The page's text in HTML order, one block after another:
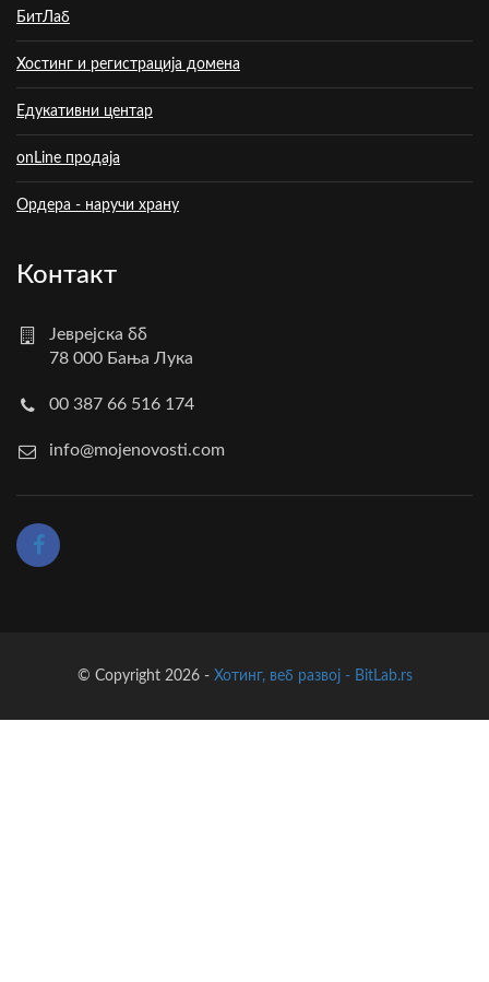
БитЛаб
Хостинг и регистрација домена
Едукативни центар
onLine продаја
Ордера - наручи храну
Контакт
Јеврејска бб
78 000 Бања Лука
00 387 66 516 174
info@mojenovosti.com
© Copyright 2026 - Хотинг, веб развој - BitLab.rs